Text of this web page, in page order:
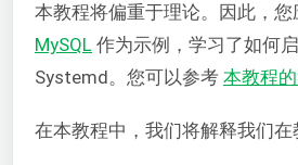
本教程将偏重于理论。因此，
MySQL 作为示例，学习了如何
Systemd。您可以参考 本教程
在本教程中，我们将解释我们